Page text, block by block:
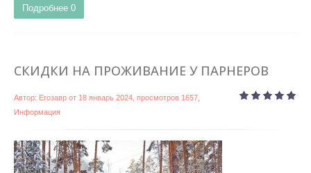
Подробнее 0
СКИДКИ НА ПРОЖИВАНИЕ У ПАРНЕРОВ
Автор: Егозавр от 18 январь 2024 , просмотров 1657,
Информация